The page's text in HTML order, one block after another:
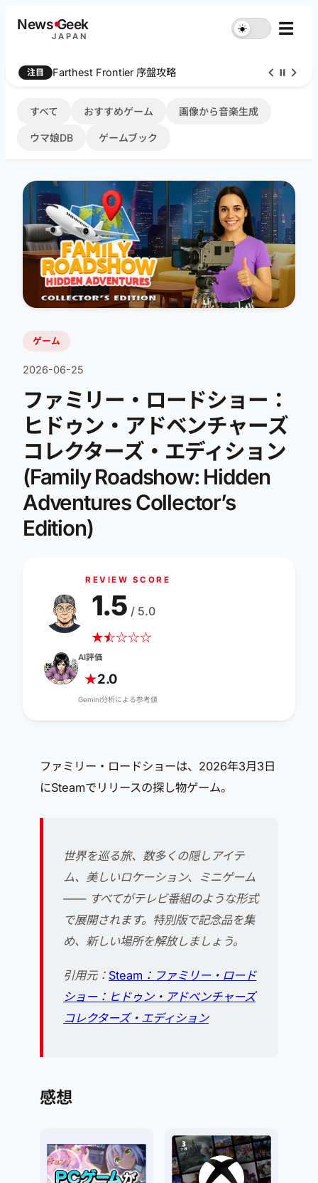
NewsGeek
JAPAN
☀︎ ☰
注目 Farthest Frontier 序盤攻略
すべて おすすめゲーム 画像から音楽生成
ウマ娘DB ゲームブック
ゲーム
2026-06-25
ファミリー・ロードショー：
ヒドゥン・アドベンチャーズ
コレクターズ・エディション
(Family Roadshow: Hidden
Adventures Collector’s
Edition)
REVIEW SCORE
★☆
★☆☆☆
1.5 / 5.0
AI評価
★2.0
Gemini分析による参考値
ファミリー・ロードショーは、2026年3月3日
にSteamでリリースの探し物ゲーム。
世界を巡る旅、数多くの隠しアイテ
ム、美しいロケーション、ミニゲーム
—— すべてがテレビ番組のような形式
で展開されます。特別版で記念品を集
め、新しい場所を解放しましょう。
引用元： Steam：ファミリー・ロード
ショー：ヒドゥン・アドベンチャーズ
コレクターズ・エディション
感想